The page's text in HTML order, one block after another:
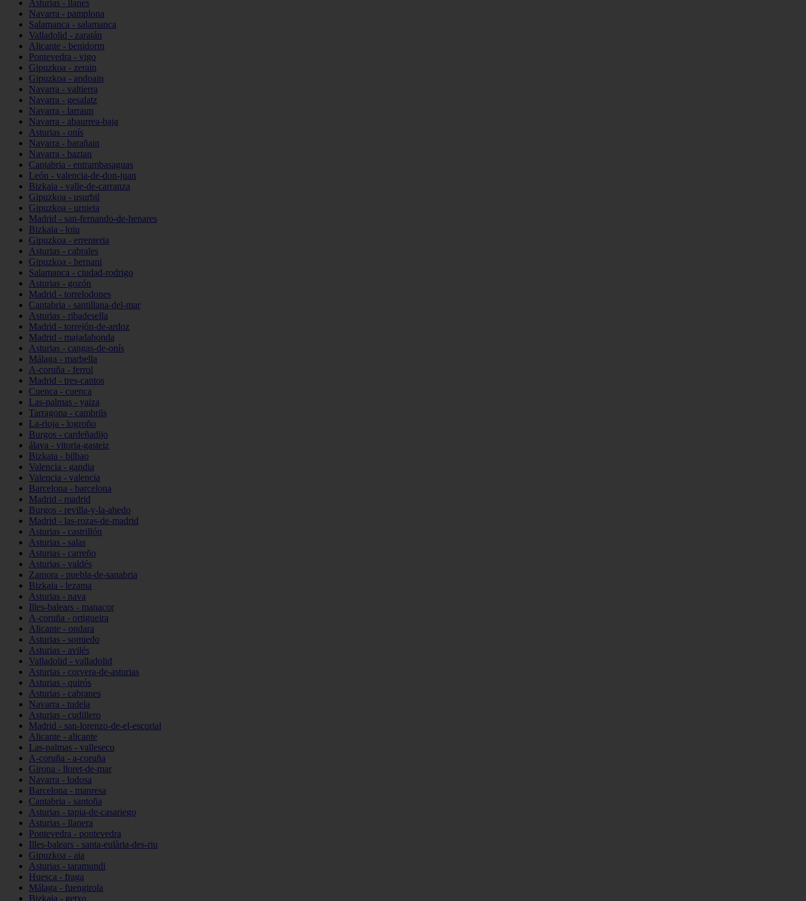
Asturias - llanes
Navarra - pamplona
Salamanca - salamanca
Valladolid - zaratán
Alicante - benidorm
Pontevedra - vigo
Gipuzkoa - zerain
Gipuzkoa - andoain
Navarra - valtierra
Navarra - gesalatz
Navarra - larraun
Navarra - abaurrea-baja
Asturias - onís
Navarra - barañain
Navarra - baztan
Cantabria - entrambasaguas
León - valencia-de-don-juan
Bizkaia - valle-de-carranza
Gipuzkoa - usurbil
Gipuzkoa - urnieta
Madrid - san-fernando-de-henares
Bizkaia - loiu
Gipuzkoa - errenteria
Asturias - cabrales
Gipuzkoa - hernani
Salamanca - ciudad-rodrigo
Asturias - gozón
Madrid - torrelodones
Cantabria - santillana-del-mar
Asturias - ribadesella
Madrid - torrejón-de-ardoz
Madrid - majadahonda
Asturias - cangas-de-onís
Málaga - marbella
A-coruña - ferrol
Madrid - tres-cantos
Cuenca - cuenca
Las-palmas - yaiza
Tarragona - cambrils
La-rioja - logroño
Burgos - cardeñadijo
álava - vitoria-gasteiz
Bizkaia - bilbao
Valencia - gandia
Valencia - valencia
Barcelona - barcelona
Madrid - madrid
Burgos - revilla-y-la-ahedo
Madrid - las-rozas-de-madrid
Asturias - castrillón
Asturias - salas
Asturias - carreño
Asturias - valdés
Zamora - puebla-de-sanabria
Bizkaia - lezama
Asturias - nava
Illes-balears - manacor
A-coruña - ortigueira
Alicante - ondara
Asturias - somiedo
Asturias - avilés
Valladolid - valladolid
Asturias - corvera-de-asturias
Asturias - quirós
Asturias - cabranes
Navarra - tudela
Asturias - cudillero
Madrid - san-lorenzo-de-el-escorial
Alicante - alicante
Las-palmas - valleseco
A-coruña - a-coruña
Girona - lloret-de-mar
Navarra - lodosa
Barcelona - manresa
Cantabria - santoña
Asturias - tapia-de-casariego
Asturias - llanera
Pontevedra - pontevedra
Illes-balears - santa-eulària-des-riu
Gipuzkoa - aia
Asturias - taramundi
Huesca - fraga
Málaga - fuengirola
Bizkaia - getxo